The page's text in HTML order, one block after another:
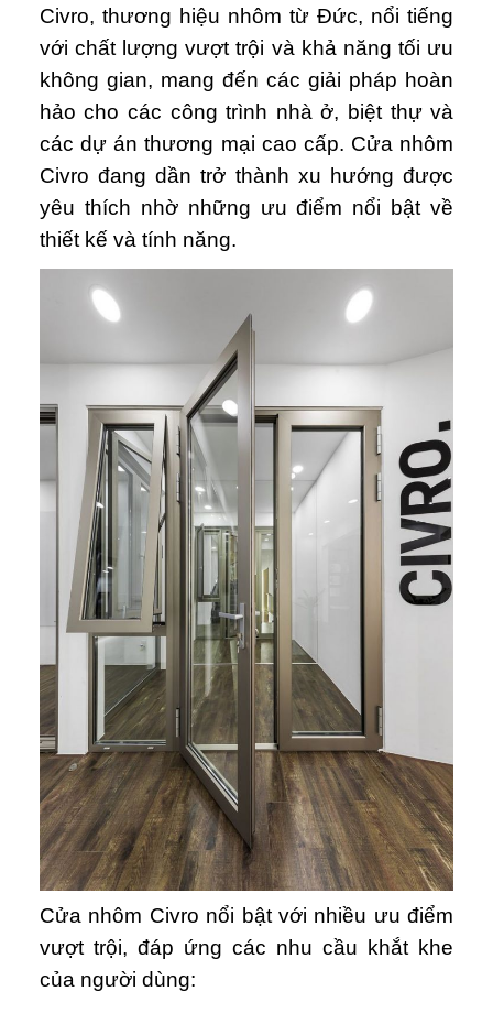
Civro, thương hiệu nhôm từ Đức, nổi tiếng
với chất lượng vượt trội và khả năng tối ưu
không gian, mang đến các giải pháp hoàn
hảo cho các công trình nhà ở, biệt thự và
các dự án thương mại cao cấp. Cửa nhôm
Civro đang dần trở thành xu hướng được
yêu thích nhờ những ưu điểm nổi bật về
thiết kế và tính năng.
Cửa nhôm Civro nổi bật với nhiều ưu điểm
vượt trội, đáp ứng các nhu cầu khắt khe
của người dùng: